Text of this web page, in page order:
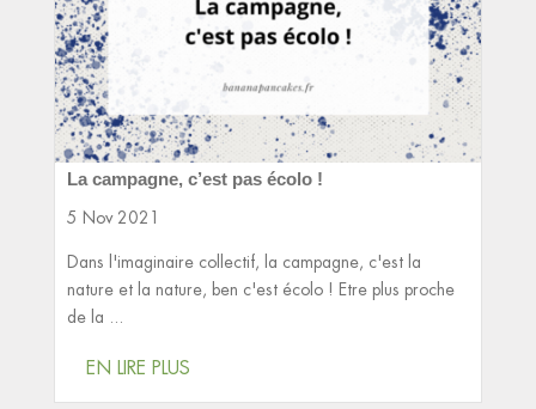
La campagne, c’est pas écolo !
5 Nov 2021
Dans l'imaginaire collectif, la campagne, c'est la
nature et la nature, ben c'est écolo ! Etre plus proche
de la ...
EN LIRE PLUS